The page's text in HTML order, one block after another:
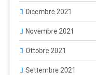
Dicembre 2021
Novembre 2021
Ottobre 2021
Settembre 2021